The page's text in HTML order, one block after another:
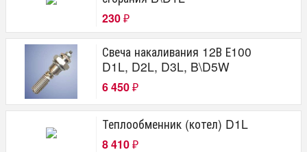
230 ₽
Свеча накаливания 12В Е100
D1L, D2L, D3L, B\D5W
6 450 ₽
Теплообменник (котел) D1L
8 410 ₽